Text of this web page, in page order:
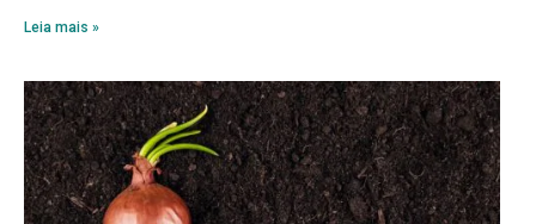
Leia mais »